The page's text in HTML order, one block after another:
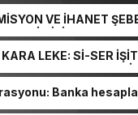
VE İHANET
SEMİH İŞİTME
LEKE: Sİ-SER
MODERN UMUT
Banka